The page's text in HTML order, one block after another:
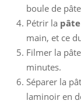
boule de
Pétrir la
main, et ce
Filmer la
minutes.
Séparer la
laminoir en